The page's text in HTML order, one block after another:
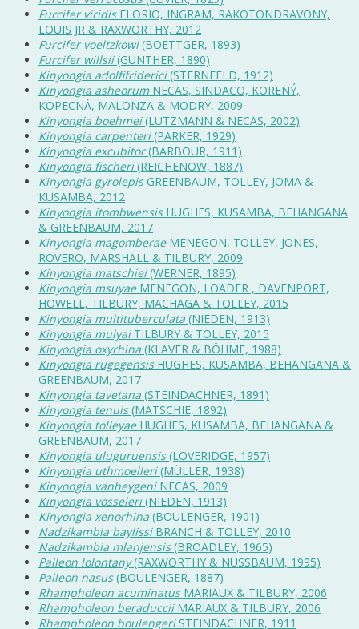
Furcifer viridisFLORIO, INGRAM, RAKOTONDRAVONY,
LOUIS JR & RAXWORTHY, 2012
Furcifer voeltzkowi(BOETTGER, 1893)
Furcifer willsii(GÜNTHER, 1890)
Kinyongia adolfifriderici(STERNFELD, 1912)
Kinyongia asheorumNECAS, SINDACO, KORENÝ,
KOPECNÁ, MALONZA & MODRÝ, 2009
Kinyongia boehmei(LUTZMANN & NECAS, 2002)
Kinyongia carpenteri(PARKER, 1929)
Kinyongia excubitor(BARBOUR, 1911)
Kinyongia fischeri(REICHENOW, 1887)
Kinyongia gyrolepisGREENBAUM, TOLLEY, JOMA &
KUSAMBA, 2012
Kinyongia itombwensisHUGHES, KUSAMBA, BEHANGANA
& GREENBAUM, 2017
Kinyongia magomberaeMENEGON, TOLLEY, JONES,
ROVERO, MARSHALL & TILBURY, 2009
Kinyongia matschiei(WERNER, 1895)
Kinyongia msuyaeMENEGON, LOADER , DAVENPORT,
HOWELL, TILBURY, MACHAGA & TOLLEY, 2015
Kinyongia multituberculata (NIEDEN, 1913)
Kinyongia mulyaiTILBURY & TOLLEY, 2015
Kinyongia oxyrhina (KLAVER & BÖHME, 1988)
Kinyongia rugegensisHUGHES, KUSAMBA, BEHANGANA &
GREENBAUM, 2017
Kinyongia tavetana (STEINDACHNER, 1891)
Kinyongia tenuis(MATSCHIE, 1892)
Kinyongia tolleyaeHUGHES, KUSAMBA, BEHANGANA &
GREENBAUM, 2017
Kinyongia uluguruensis(LOVERIDGE, 1957)
Kinyongia uthmoelleri(MÜLLER, 1938)
Kinyongia vanheygeniNECAS, 2009
Kinyongia vosseleri(NIEDEN, 1913)
Kinyongia xenorhina (BOULENGER, 1901)
Nadzikambia baylissiBRANCH & TOLLEY, 2010
Nadzikambia mlanjensis(BROADLEY, 1965)
Palleon lolontany(RAXWORTHY & NUSSBAUM, 1995)
Palleon nasus(BOULENGER, 1887)
Rhampholeon acuminatusMARIAUX & TILBURY, 2006
Rhampholeon beraducciiMARIAUX & TILBURY, 2006
Rhampholeon boulengeriSTEINDACHNER, 1911